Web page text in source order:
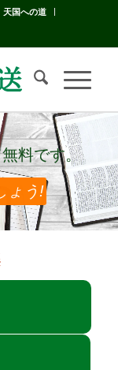
天国への道
料です。
料です。
ょう!